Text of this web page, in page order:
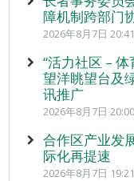
障机制跨部门
2026年8月7日 20:41
“活力社区 –
望洋眺望台及
讯推广
2026年8月7日 20:00
合作区产业发
际化再提速
2026年8月7日 19:21